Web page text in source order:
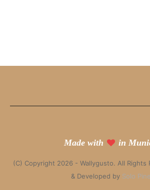
Made with in
(C) Copyright 2026 - Wallygusto. All Rights
& Developed by Solo Pine